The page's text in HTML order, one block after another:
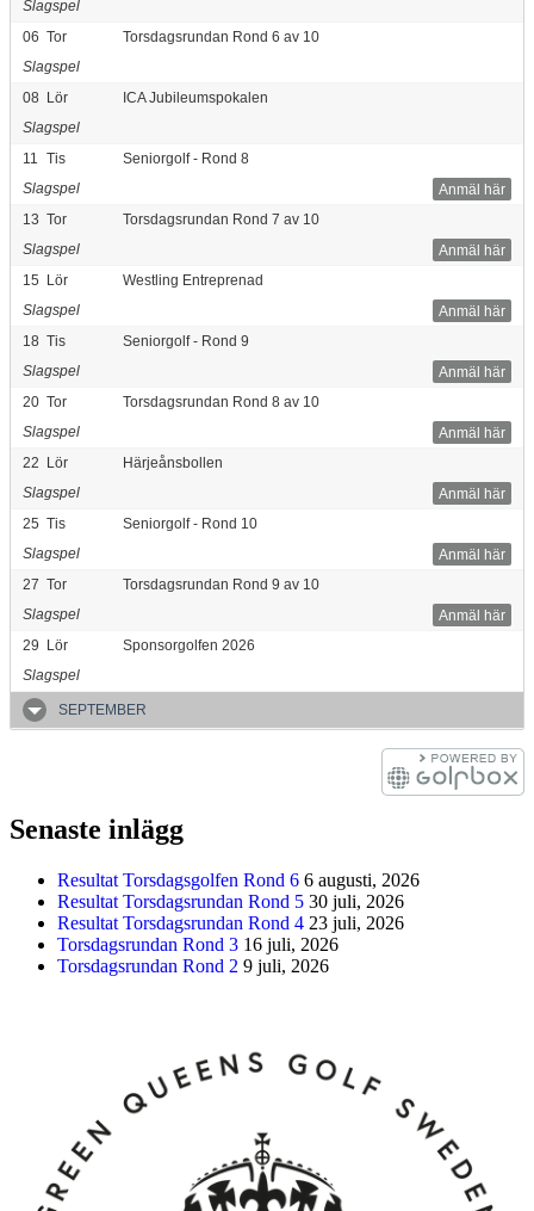
Slagspel
06 Tor
Torsdagsrundan Rond 6 av 10
Slagspel
08 Lör
ICA Jubileumspokalen
Slagspel
11
Tis
Seniorgolf - Rond 8
Anmäl här
Slagspel
13 Tor
Torsdagsrundan Rond 7 av 10
Anmäl här
Slagspel
15 Lör
Westling Entreprenad
Anmäl här
Slagspel
18 Tis
Seniorgolf - Rond 9
Anmäl här
Slagspel
20 Tor
Torsdagsrundan Rond 8 av 10
Anmäl här
Slagspel
22 Lör
Härjeånsbollen
Anmäl här
Slagspel
25 Tis
Seniorgolf - Rond 10
Anmäl här
Slagspel
27 Tor
Torsdagsrundan Rond 9 av 10
Anmäl här
Slagspel
29 Lör
Sponsorgolfen 2026
Slagspel
SEPTEMBER
Senaste inlägg
Resultat Torsdagsgolfen Rond 6 6 augusti, 2026
Resultat Torsdagsrundan Rond 5 30 juli, 2026
Resultat Torsdagsrundan Rond 4 23 juli, 2026
Torsdagsrundan Rond 3 16 juli, 2026
Torsdagsrundan Rond 2 9 juli, 2026